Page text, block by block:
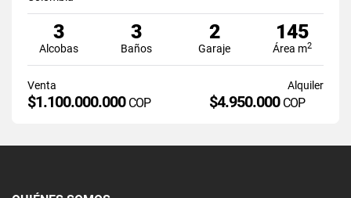
3
Alcobas
3
Baños
2
Garaje
145
Área m2
Venta
$1.100.000.000 COP
Alquiler
$4.950.000 COP